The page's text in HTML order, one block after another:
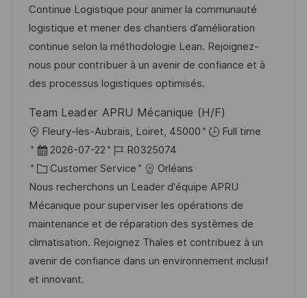
e
i
c
h
u
n
g
u
m
d
e
r
e
r
ö
f
f
e
n
t
l
i
-
I
D
t
e
g
o
r
e
Continue Logistique pour animer la communauté
logistique et mener des chantiers d’amélioration
continue selon la méthodologie Lean. Rejoignez-
nous pour contribuer à un avenir de confiance et à
des processus logistiques optimisés.
Team Leader APRU Mécanique (H/F)
O
r
t
Fleury-les-Aubrais, Loiret, 45000
Full time
D
a
t
u
m
d
e
r
2026-07-22
J
o
b
-
I
D
R0325074
K
a
t
e
g
o
r
Customer Service
Orléans
Nous recherchons un Leader d'équipe APRU
Mécanique pour superviser les opérations de
maintenance et de réparation des systèmes de
climatisation. Rejoignez Thales et contribuez à un
avenir de confiance dans un environnement inclusif
et innovant.